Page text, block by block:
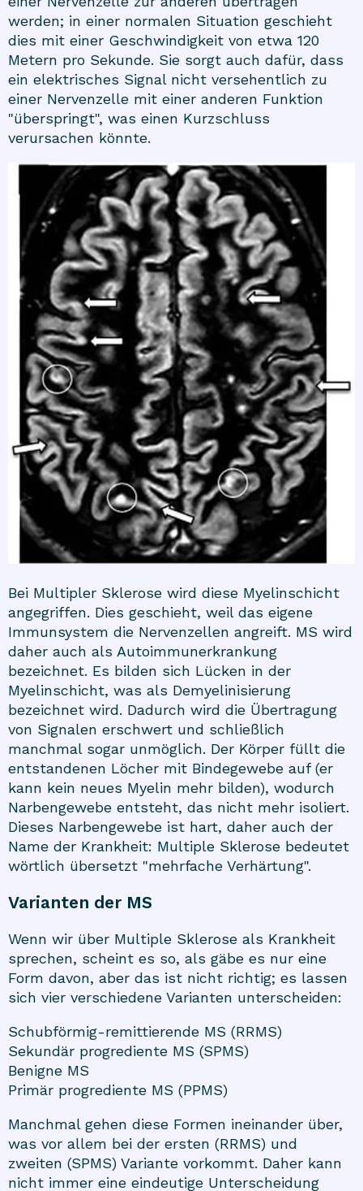
werden; in einer normalen Situation geschieht
dies mit einer Geschwindigkeit von etwa 120
Metern pro Sekunde. Sie sorgt auch dafür, dass
ein elektrisches Signal nicht versehentlich zu
einer Nervenzelle mit einer anderen Funktion
"überspringt", was einen Kurzschluss
verursachen könnte.
Bei Multipler Sklerose wird diese Myelinschicht
angegriffen. Dies geschieht, weil das eigene
Immunsystem die Nervenzellen angreift. MS wird
daher auch als Autoimmunerkrankung
bezeichnet. Es bilden sich Lücken in der
Myelinschicht, was als Demyelinisierung
bezeichnet wird. Dadurch wird die Übertragung
von Signalen erschwert und schließlich
manchmal sogar unmöglich. Der Körper füllt die
entstandenen Löcher mit Bindegewebe auf (er
kann kein neues Myelin mehr bilden), wodurch
Narbengewebe entsteht, das nicht mehr isoliert.
Dieses Narbengewebe ist hart, daher auch der
Name der Krankheit: Multiple Sklerose bedeutet
wörtlich übersetzt "mehrfache Verhärtung".
Varianten der MS
Wenn wir über Multiple Sklerose als Krankheit
sprechen, scheint es so, als gäbe es nur eine
Form davon, aber das ist nicht richtig; es lassen
sich vier verschiedene Varianten unterscheiden:
Schubförmig-remittierende MS (RRMS)
Sekundär progrediente MS (SPMS)
Benigne MS
Primär progrediente MS (PPMS)
Manchmal gehen diese Formen ineinander über,
was vor allem bei der ersten (RRMS) und
zweiten (SPMS) Variante vorkommt. Daher kann
nicht immer eine eindeutige Unterscheidung